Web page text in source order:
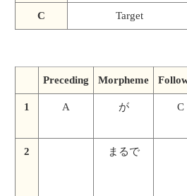
C Target
Preceding Morpheme
1 A が C
2 まるで